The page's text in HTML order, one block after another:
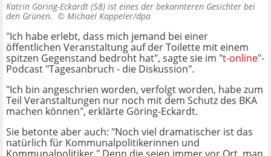
Katrin Göring-Eckardt (58) ist eines der bekannteren Gesichter bei
den Grünen. © Michael Kappeler/dpa
"Ich habe erlebt, dass mich jemand bei einer
öffentlichen Veranstaltung auf der Toilette mit einem
spitzen Gegenstand bedroht hat", sagte sie im "t-online"-
Podcast "Tagesanbruch - die Diskussion".
"Ich bin angeschrien worden, verfolgt worden, habe zum
Teil Veranstaltungen nur noch mit dem Schutz des BKA
machen können", erklärte Göring-Eckardt.
Sie betonte aber auch: "Noch viel dramatischer ist das
natürlich für Kommunalpolitikerinnen und